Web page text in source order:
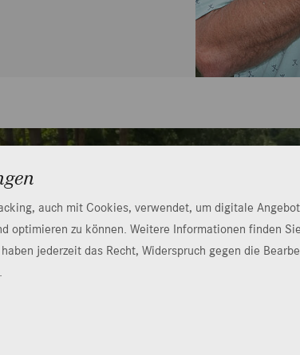
auch mit Cookies, verwendet, um digitale
optimieren zu können. Weitere Informationen finden
jederzeit das Recht, Widerspruch gegen die